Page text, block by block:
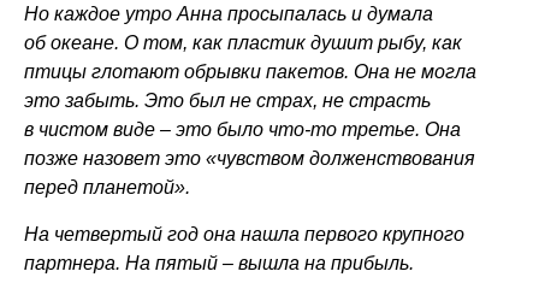
Но каждое утро Анна просыпалась и думала
об океане. О том, как пластик душит рыбу, как
птицы глотают обрывки пакетов. Она не могла
это забыть. Это был не страх, не страсть
в чистом виде – это было что-то третье. Она
позже назовет это «чувством долженствования
перед планетой».
На четвертый год она нашла первого крупного
партнера. На пятый – вышла на прибыль.